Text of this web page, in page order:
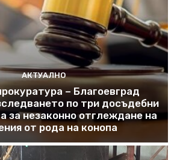
АКТУАЛНО
– Благоевград
по три досъдебни
за незаконно отглеждане на
от рода на конопа